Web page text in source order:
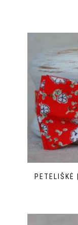
PETELIŠKĖ